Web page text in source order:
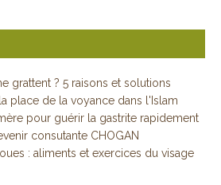
grattent ? 5 raisons et solutions
place de la voyance dans l'Islam
pour guérir la gastrite rapidement
consutante CHOGAN
: aliments et exercices du visage